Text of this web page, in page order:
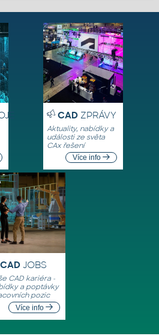
CADZPRÁVY
Aktuality, nabídky a
události ze světa
CAx řešení
Více info
CAD JOBS
CAD kariéra -
a poptávky
pozic
Více info